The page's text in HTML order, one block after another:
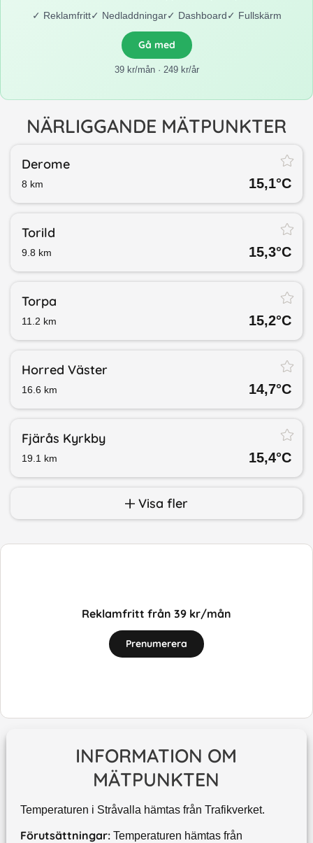
✓ Reklamfritt✓ Nedladdningar✓ Dashboard✓ Fullskärm
Gå med
39 kr/mån · 249 kr/år
NÄRLIGGANDE MÄTPUNKTER
Derome
8 km 15,1°C
Torild
9.8 km 15,3°C
Torpa
11.2 km 15,2°C
Horred Väster
16.6 km 14,7°C
Fjärås Kyrkby
19.1 km 15,4°C
Visa fler
Reklamfritt från 39 kr/mån
Prenumerera
INFORMATION OM
MÄTPUNKTEN
Temperaturen i Stråvalla hämtas från Trafikverket.
Förutsättningar: Temperaturen hämtas från